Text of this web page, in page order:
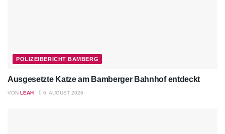
POLIZEIBERICHT BAMBERG
Ausgesetzte Katze am Bamberger Bahnhof entdeckt
VON LEAH 6. AUGUST 2026